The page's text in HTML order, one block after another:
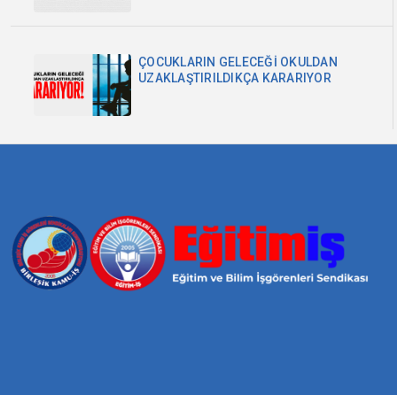
ÇOCUKLARIN GELECEĞİ OKULDAN
UZAKLAŞTIRILDIKÇA KARARIYOR